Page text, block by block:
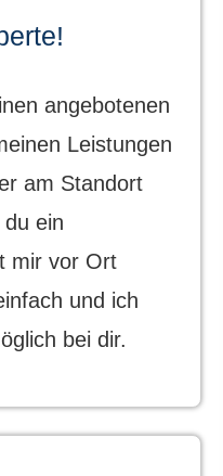
angebotenen
Leistungen
am Standort
ein
mir vor Ort
und ich
bei dir.